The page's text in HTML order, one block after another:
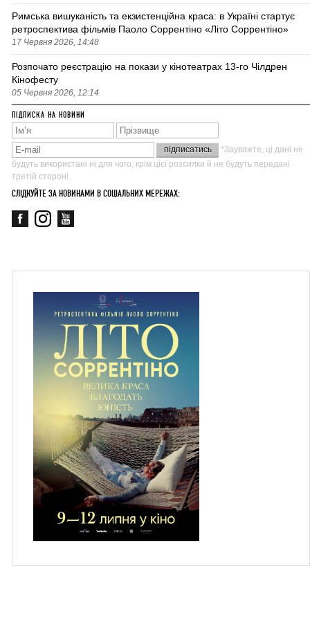
Римська вишуканість та екзистенційна краса: в Україні стартує
ретроспектива фільмів Паоло Соррентіно «Літо Соррентіно»
17 Червня 2026, 14:48
Розпочато реєстрацію на покази у кінотеатрах 13-го Чілдрен
Кінофесту
05 Червня 2026, 12:14
ПІДПИСКА НА НОВИНИ
*Зауважте, ці дані не
будуть використані ні для чого, крім цієї розсилки й не будуть передані
третій стороні.
СЛІДКУЙТЕ ЗА НОВИНАМИ В СОЦІАЛЬНИХ МЕРЕЖАХ: